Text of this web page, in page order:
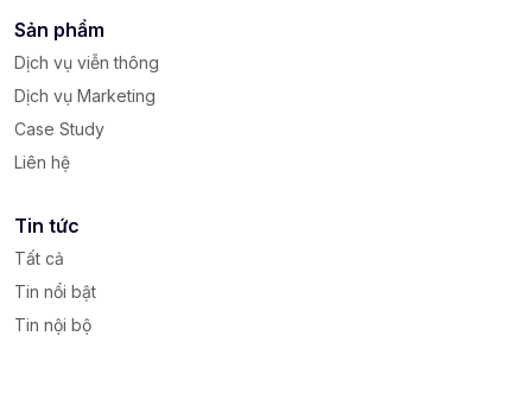
Sản phẩm
Dịch vụ viễn thông
Dịch vụ Marketing
Case Study
Liên hệ
Tin tức
Tất cả
Tin nổi bật
Tin nội bộ